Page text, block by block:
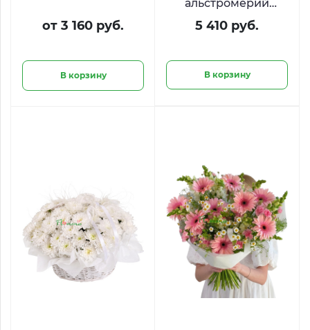
от 3 160 руб.
В корзину
альстромерий
«С.нежно»
5 410 руб.
В корзину